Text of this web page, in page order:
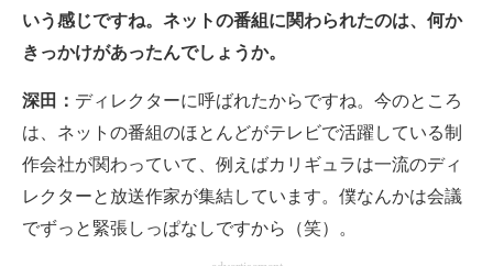
いう感じですね。ネットの番組に関わられたのは、何か
きっかけがあったんでしょうか。
深田： ディレクターに呼ばれたからですね。今のところ
は、ネットの番組のほとんどがテレビで活躍している制
作会社が関わっていて、例えばカリギュラは一流のディ
レクターと放送作家が集結しています。僕なんかは会議
でずっと緊張しっぱなしですから（笑）。